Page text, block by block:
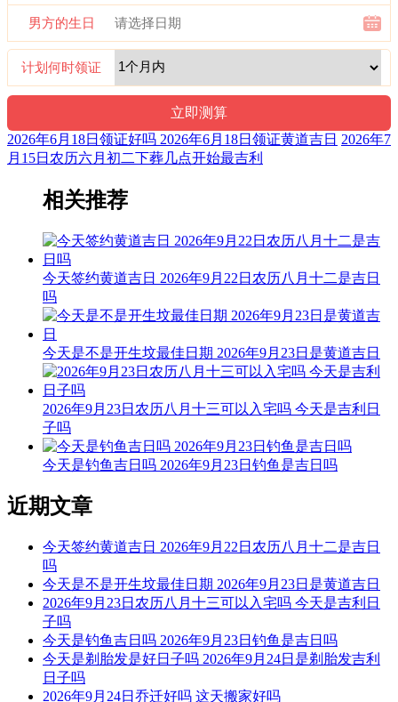
男方的生日
计划何时领证
2026年6月18日领证好吗 2026年6月18日领证黄道吉日 2026年7
月15日农历六月初二下葬几点开始最吉利
相关推荐
今天签约黄道吉日 2026年9月22日农历八月十二是吉日
吗
今天是不是开生坟最佳日期 2026年9月23日是黄道吉日
2026年9月23日农历八月十三可以入宅吗 今天是吉利日
子吗
今天是钓鱼吉日吗 2026年9月23日钓鱼是吉日吗
近期文章
今天签约黄道吉日 2026年9月22日农历八月十二是吉日
吗
今天是不是开生坟最佳日期 2026年9月23日是黄道吉日
2026年9月23日农历八月十三可以入宅吗 今天是吉利日
子吗
今天是钓鱼吉日吗 2026年9月23日钓鱼是吉日吗
今天是剃胎发是好日子吗 2026年9月24日是剃胎发吉利
日子吗
2026年9月24日乔迁好吗 这天搬家好吗